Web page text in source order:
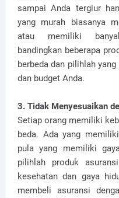
sampai Anda tergiur
yang murah biasanya
atau memiliki
bandingkan beberapa
berbeda dan pilihlah
dan budget Anda.
3. Tidak Menyesuaikan
Setiap orang memiliki
beda. Ada yang
pula yang memiliki
pilihlah produk
kesehatan dan gaya
membeli asuransi